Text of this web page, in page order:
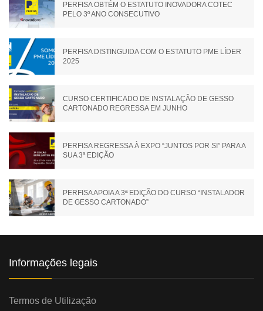
PERFISA OBTÉM O ESTATUTO INOVADORA COTEC
PELO 3º ANO CONSECUTIVO
PERFISA DISTINGUIDA COM O ESTATUTO PME LÍDER
2025
CURSO CERTIFICADO DE INSTALAÇÃO DE GESSO
CARTONADO REGRESSA EM JUNHO
PERFISA REGRESSA À EXPO “JUNTOS POR SI” PARA A
SUA 3ª EDIÇÃO
PERFISA APOIA A 3ª EDIÇÃO DO CURSO “INSTALADOR
DE GESSO CARTONADO”
Informações legais
Termos de Utilização